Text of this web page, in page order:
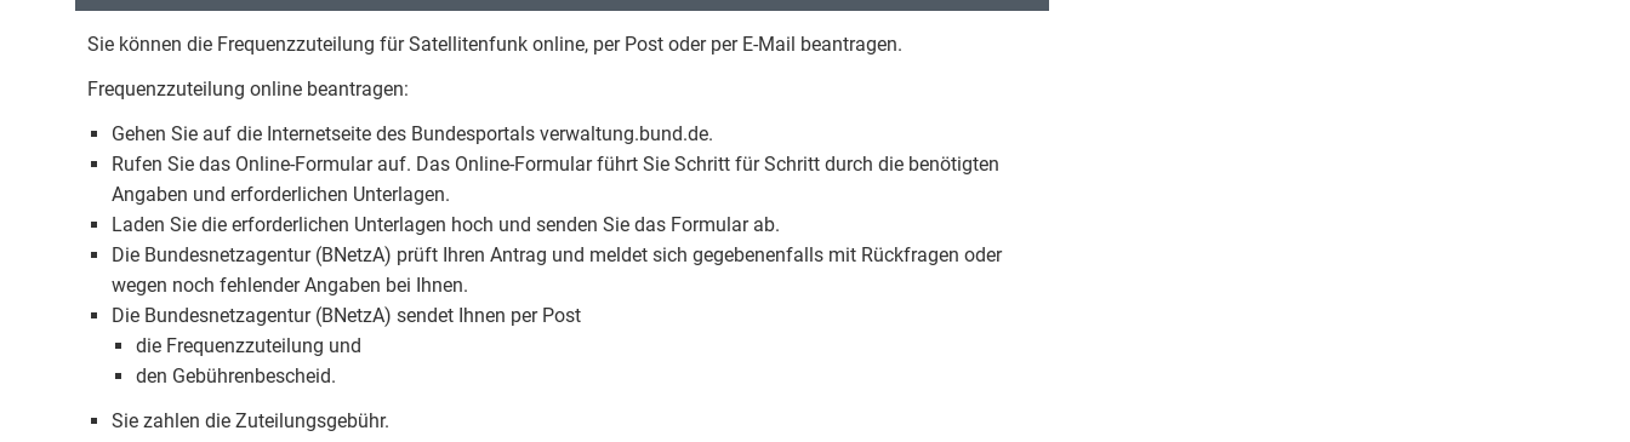
Sie können die Frequenzzuteilung für Satellitenfunk online, per Post oder per E-Mail beantragen.
Frequenzzuteilung online beantragen:
Gehen Sie auf die Internetseite des Bundesportals verwaltung.bund.de.
Rufen Sie das Online-Formular auf. Das Online-Formular führt Sie Schritt für Schritt durch die benötigten
Angaben und erforderlichen Unterlagen.
Laden Sie die erforderlichen Unterlagen hoch und senden Sie das Formular ab.
Die Bundesnetzagentur (BNetzA) prüft Ihren Antrag und meldet sich gegebenenfalls mit Rückfragen oder
wegen noch fehlender Angaben bei Ihnen.
Die Bundesnetzagentur (BNetzA) sendet Ihnen per Post
die Frequenzzuteilung und
den Gebührenbescheid.
Sie zahlen die Zuteilungsgebühr.